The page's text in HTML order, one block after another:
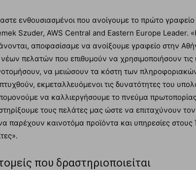
ενθουσιασμένοι που ανοίγουμε το πρώτο
Szuder, AWS Central and Eastern Europe Leader.
αποφασίσαμε να ανοίξουμε γραφείο στην
πελατών που επιθυμούν να χρησιμοποιήσουν τις
να μειώσουν τα κόστη των
εκμεταλλευόμενοι τις δυνατότητες του
να καλλιεργήσουμε το πνεύμα
τους πελάτες μας ώστε να επιταχύνουν
παρέχουν καινοτόμα προϊόντα και υπηρεσίες
που δραστηριοποιείται